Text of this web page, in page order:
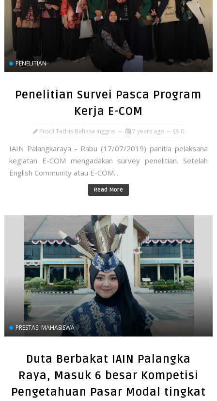
PENELITIAN
Penelitian Survei Pasca Program
Kerja E-COM
Prodi Tadris Bahasa Inggris 7 years ago 0
IAIN Palangkaraya - Rabu (17/07/2019) panitia pelaksana
kegiatan E-COM mengadakan survey penelitian. Setelah
English Community atau E-COM...
Read More
PRESTASI MAHASISWA
Duta Berbakat IAIN Palangka
Raya, Masuk 6 besar Kompetisi
Pengetahuan Pasar Modal tingkat